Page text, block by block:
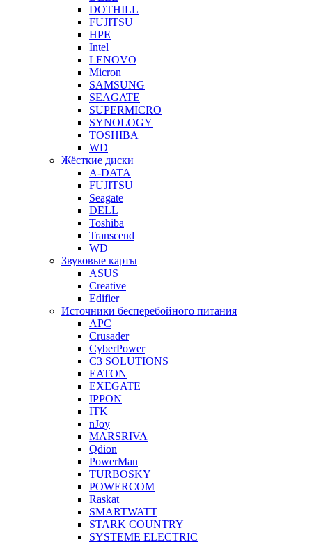
DOTHILL
FUJITSU
HPE
Intel
LENOVO
Micron
SAMSUNG
SEAGATE
SUPERMICRO
SYNOLOGY
TOSHIBA
WD
Жёсткие диски
A-DATA
FUJITSU
Seagate
DELL
Toshiba
Transcend
WD
Звуковые карты
ASUS
Creative
Edifier
Источники бесперебойного питания
APC
Crusader
CyberPower
C3 SOLUTIONS
EATON
EXEGATE
IPPON
ITK
nJoy
MARSRIVA
Qdion
PowerMan
TURBOSKY
POWERCOM
Raskat
SMARTWATT
STARK COUNTRY
SYSTEME ELECTRIC